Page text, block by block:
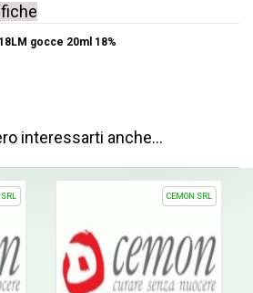
gocce 20ml 18%
interessarti anche…
CEMON SRL